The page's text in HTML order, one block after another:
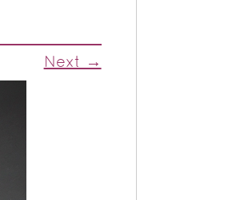
Next →